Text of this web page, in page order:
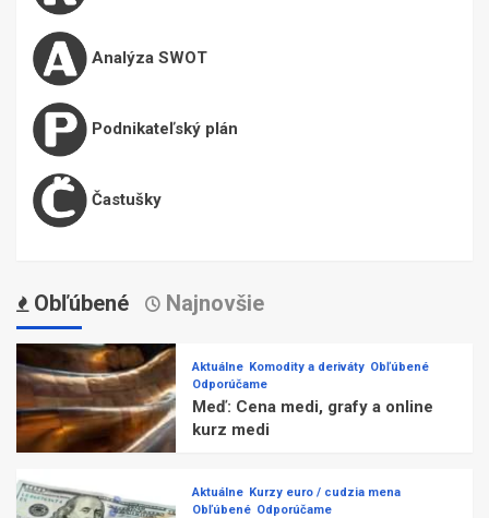
Analýza SWOT
Podnikateľský plán
Častušky
Obľúbené Najnovšie
Aktuálne Komodity a deriváty Obľúbené
Odporúčame
Meď: Cena medi, grafy a online
kurz medi
Aktuálne Kurzy euro / cudzia mena
Obľúbené Odporúčame